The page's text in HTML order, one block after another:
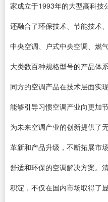
家成立于1993年的大型高科技
还融合了环保技术、节能技术
中央空调、户式中央空调、燃
大类数百种规格型号的产品体
同方的空调产品在技术层面实
能够引导习惯空调产业向更加
为未来空调产业的创新提供了
革新和产品升级，不断拓展市
舒适和环保的空调解决方案。
积淀，不仅在国内市场取得了